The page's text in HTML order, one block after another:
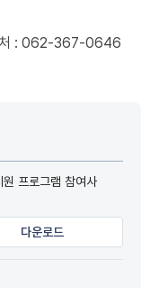
처 : 062-367-0646
프로그램 참여사
다운로드